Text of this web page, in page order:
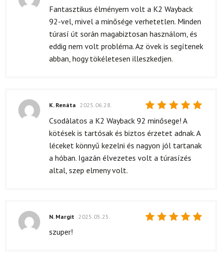
Értékelés:
Fantasztikus élményem volt a K2 Wayback
92-vel, mivel a minősége verhetetlen. Minden
túrasí út során magabiztosan használom, és
eddig nem volt probléma. Az övek is segítenek
abban, hogy tökéletesen illeszkedjen.
Értékelés:
/ 5
K. Renáta 2025.06.28.
Csodálatos a K2 Wayback 92 minősege! A
kötések is tartósak és biztos érzetet adnak. A
léceket könnyű kezelni és nagyon jól tartanak
a hóban. Igazán élvezetes volt a túrasízés
altal, szep elmeny volt.
N. Margit 2025.05.25.
szuper!